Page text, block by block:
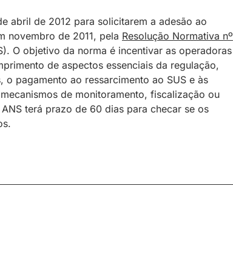
abril de 2012 para solicitarem a adesão ao
novembro de 2011, pela Resolução Normativa nº
O objetivo da norma é incentivar as operadoras
de aspectos essenciais da regulação,
pagamento ao ressarcimento ao SUS e às
de monitoramento, fiscalização ou
terá prazo de 60 dias para checar se os